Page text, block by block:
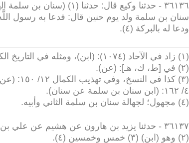
٣٦١٣٦ -
سنان بن سلمة ولد يوم حنين قال: فدعا به رسول
ودعا له بالبركة (٤)
.
(١) زاد في الآحاد (١٠٧٤): (ابن)، ومثله في التاريخ الكبير ٤/ ١٦٢
(٢) في [ط، ك، هـ]: (عن)
.
(٣) كذا في
٤/ ١٦٢: (ابن سنان بن سلمة عن سنان)
.
(٤) مجهول؛ لجهالة سنان بن سلمة الثاني وأبيه
.
٣٦١٣٧ -
(٢) وهو (ابن) (٣) خمس وخمسين (٤)
.